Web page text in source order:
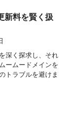
新料を賢く扱
深く探求し、それ
ームードメインを
トラブルを避けま